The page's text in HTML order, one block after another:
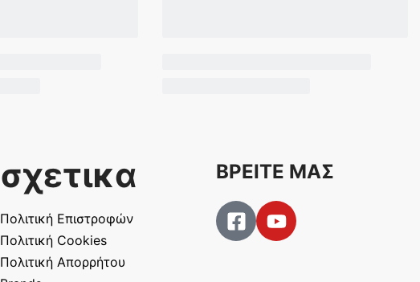
σχετικα
Πολιτική Επιστροφών
Πολιτική Cookies
Πολιτική Απορρήτου
ΒΡΕΙΤΕ ΜΑΣ